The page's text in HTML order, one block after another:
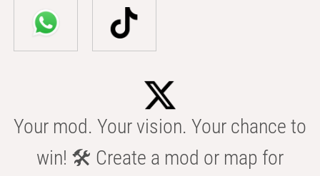
Your mod. Your vision. Your chance to
win! 🛠️ Create a mod or map for